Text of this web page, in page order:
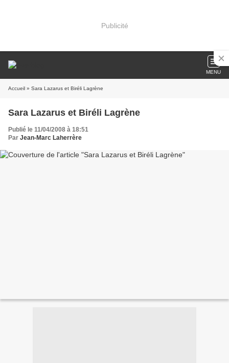
Publicité
MENU
Accueil » Sara Lazarus et Biréli Lagrène
Sara Lazarus et Biréli Lagrène
Publié le 11/04/2008 à 18:51
Par Jean-Marc Laherrère